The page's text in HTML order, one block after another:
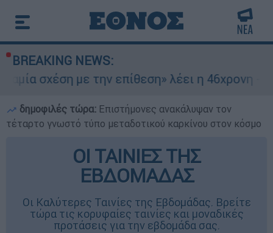
BREAKING NEWS:
την επίθεση» λέει η 46χρονη - Τι
δημοφιλές τώρα: Επιστήμονες ανακάλυψαν τον
τέταρτο γνωστό τύπο μεταδοτικού καρκίνου στον κόσμο
ΟΙ ΤΑΙΝΙΕΣ ΤΗΣ
ΕΒΔΟΜΑΔΑΣ
Οι Καλύτερες Ταινίες της Εβδομάδας. Βρείτε
τώρα τις κορυφαίες ταινίες και μοναδικές
προτάσεις για την εβδομάδα σας.